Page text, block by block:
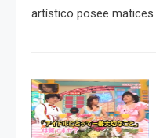
artístico posee matices